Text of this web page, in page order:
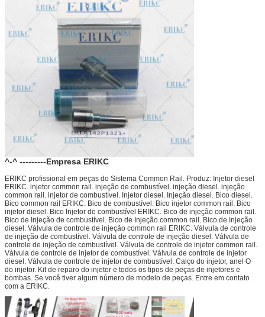
^-^ ---------Empresa ERIKC
ERIKC profissional em peças do Sistema Common Rail. Produz: Injetor diesel
ERIKC. injetor common rail. injeção de combustível. injeção diesel. injeção
common rail. injetor de combustível. Injetor diesel. Injeção diesel. Bico diesel.
Bico common rail ERIKC. Bico de combustível. Bico injetor common rail. Bico
injetor diesel. Bico Injetor de combustível ERIKC. Bico de injeção common rail.
Bico de Injeção de combustível. Bico de Injeção common rail. Bico de Injeção
diesel. Válvula de controle de injeção common rail ERIKC. Válvula de controle
de injeção de combustível. Válvula de controle de injeção diesel. Válvula de
controle de injeção de combustível. Válvula de controle de injetor common rail.
Válvula de controle de injetor de combustível. Válvula de controle de injetor
diesel. Válvula de controle de injetor de combustível. Calço do injetor, anel O
do injetor. Kit de reparo do injetor e todos os tipos de peças de injetores e
bombas. Se você tiver algum número de modelo de peças. Entre em contato
com a ERIKC.